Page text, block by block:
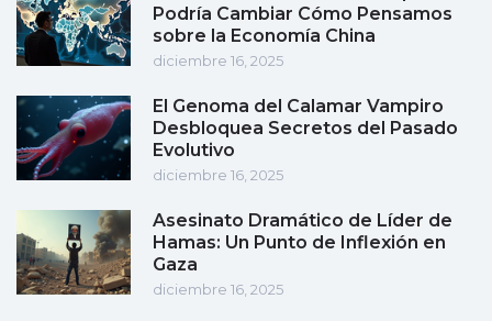
Podría Cambiar Cómo Pensamos
sobre la Economía China
diciembre 16, 2025
El Genoma del Calamar Vampiro
Desbloquea Secretos del Pasado
Evolutivo
diciembre 16, 2025
Asesinato Dramático de Líder de
Hamas: Un Punto de Inflexión en
Gaza
diciembre 16, 2025